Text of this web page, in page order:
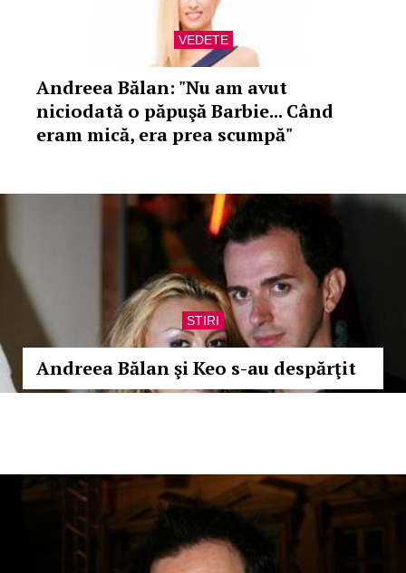
VEDETE
Andreea Bălan: "Nu am avut
niciodată o păpuşă Barbie... Când
eram mică, era prea scumpă"
STIRI
Andreea Bălan şi Keo s-au despărţit